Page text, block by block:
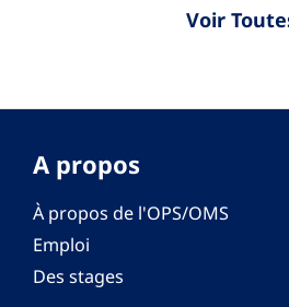
Voir
A propos
À propos de l'OPS/OMS
Emploi
Des stages